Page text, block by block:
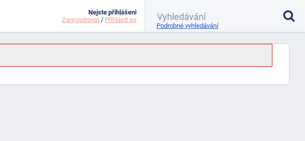
Nejste přihlášeni
Zaregistrovat / Přihlásit se
Podrobné vyhledávání